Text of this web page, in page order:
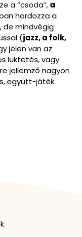
a “csoda”, a
hordozza a
, de mindvégig
(jazz, a folk,
jelen van az
lüktetés, vagy
jellemző nagyon
együtt-játék.